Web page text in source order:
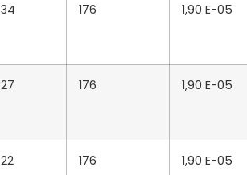
34 176 1,90 E-05
27 176 1,90 E-05
22 176 1,90 E-05